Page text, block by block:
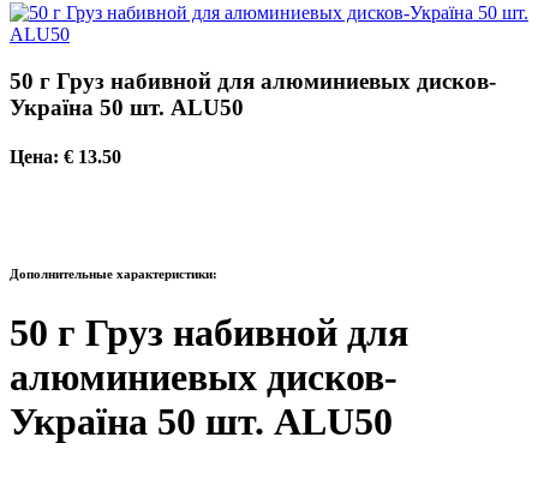
50 г Груз набивной для алюминиевых дисков-
Україна 50 шт. ALU50
Цена: € 13.50
Дополнительные характеристики:
50 г Груз набивной для
алюминиевых дисков-
Україна 50 шт. ALU50